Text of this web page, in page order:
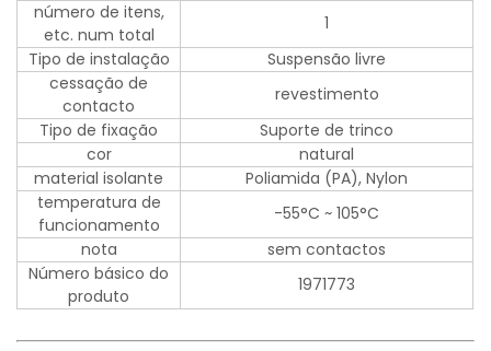
número de itens,
etc. num total
1
Tipo de instalação
Suspensão livre
cessação de
contacto
revestimento
Tipo de fixação
Suporte de trinco
cor
natural
material isolante
Poliamida (PA), Nylon
temperatura de
funcionamento
-55°C ~ 105°C
nota
sem contactos
Número básico do
produto
1971773